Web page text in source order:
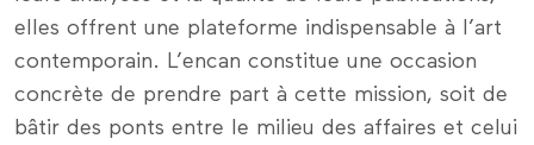
elles offrent une plateforme indispensable à l’art
contemporain. L’encan constitue une occasion
concrète de prendre part à cette mission, soit de
bâtir des ponts entre le milieu des affaires et celui